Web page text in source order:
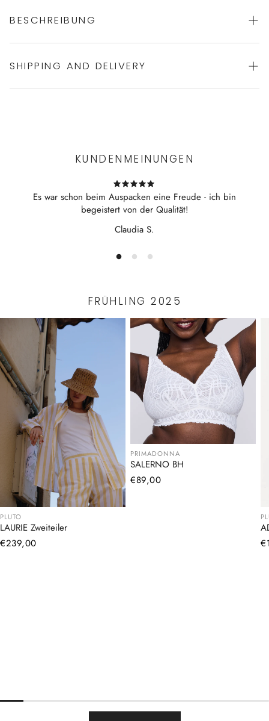
BESCHREIBUNG
Wäsche mit perfekte Passform
SHIPPING AND DELIVERY
KUNDENMEINUNGEN
Es war schon beim Auspacken eine Freude - ich bin
begeistert von der Qualität!
Claudia S.
FRÜHLING 2025
PLUTO
LAURIE Zweiteiler
Normaler
€239,00
PRIMADONNA
SALERNO BH
Normaler
€89,00